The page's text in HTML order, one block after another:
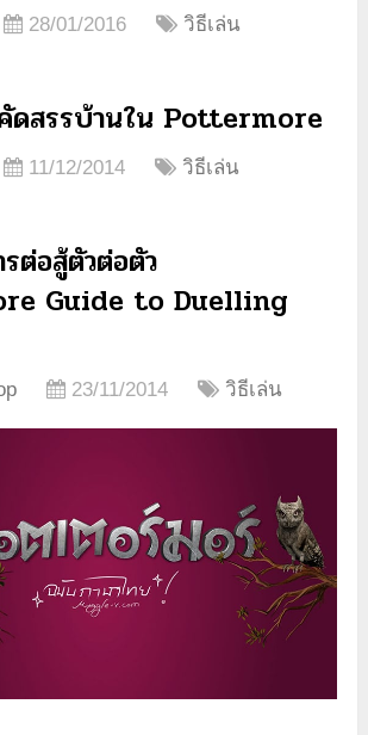
28/01/2016 วิธีเล่น
ดสรรบ้านใน Pottermore
11/12/2014 วิธีเล่น
ต่อสู้ตัวต่อตัว
Guide to Duelling
23/11/2014 วิธีเล่น